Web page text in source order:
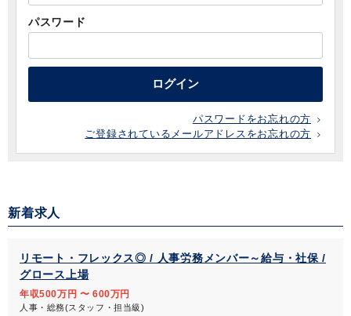
パスワード
ログイン
パスワードをお忘れの方
ご登録されているメールアドレスをお忘れの方
新着求人
リモート・フレックス◎ / 人事労務メンバー～給与・社保 /
グロース上場
年収500万円 〜 600万円
人事・総務(スタッフ・担当級)